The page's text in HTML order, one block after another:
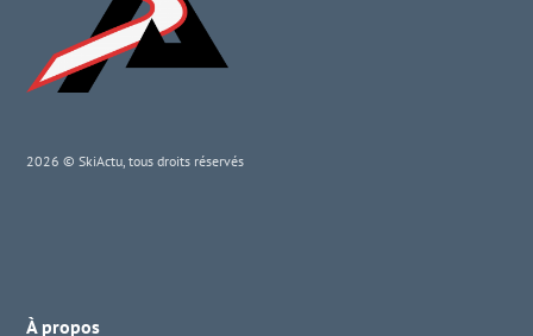
2026 © SkiActu, tous droits réservés
À propos